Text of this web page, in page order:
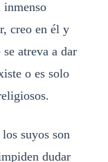
inmenso
creo en él y
atreva a dar
o es solo
suyos son
dudar